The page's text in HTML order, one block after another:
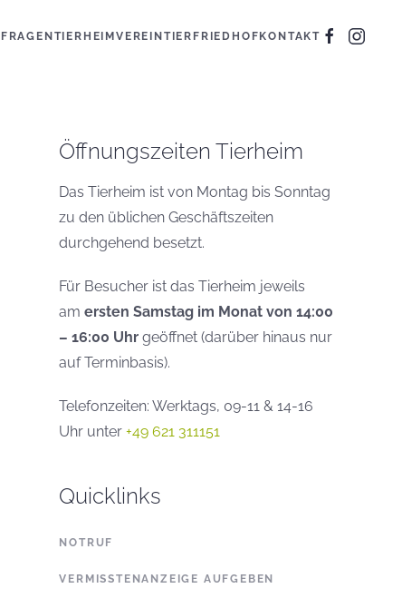
FRAGENTIERHEIMVEREINTIERFRIEDHOFKONTAKT
Öffnungszeiten Tierheim
Das Tierheim ist von Montag bis Sonntag
zu den üblichen Geschäftszeiten
durchgehend besetzt.
Für Besucher ist das Tierheim jeweils
amersten Samstag im Monat von 14:00
– 16:00 Uhr geöffnet (darüber hinaus nur
auf Terminbasis).
Telefonzeiten: Werktags, 09-11 & 14-16
Uhr unter+49 621 311151
Quicklinks
NOTRUF
VERMISSTENANZEIGE AUFGEBEN